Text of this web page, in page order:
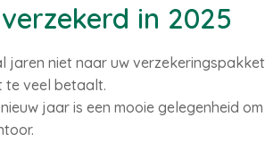
in 2025
jaren niet naar uw
te veel betaalt.
jaar is een mooie gelegenheid